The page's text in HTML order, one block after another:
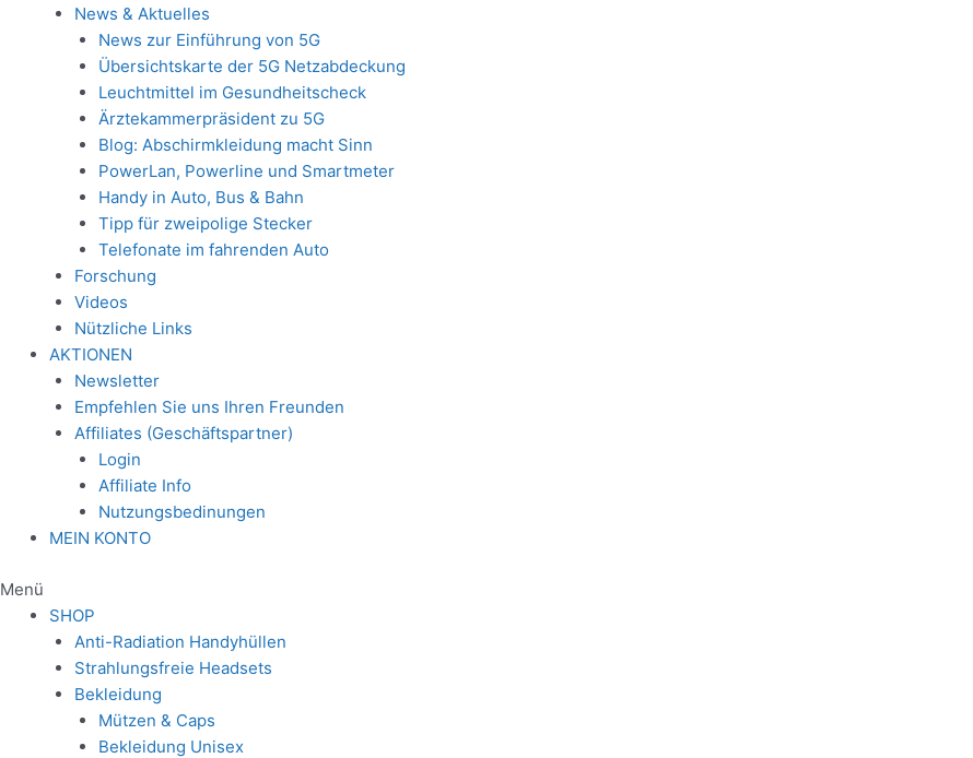
News & Aktuelles
News zur Einführung von 5G
Übersichtskarte der 5G Netzabdeckung
Leuchtmittel im Gesundheitscheck
Ärztekammerpräsident zu 5G
Blog: Abschirmkleidung macht Sinn
PowerLan, Powerline und Smartmeter
Handy in Auto, Bus & Bahn
Tipp für zweipolige Stecker
Telefonate im fahrenden Auto
Forschung
Videos
Nützliche Links
AKTIONEN
Newsletter
Empfehlen Sie uns Ihren Freunden
Affiliates (Geschäftspartner)
Login
Affiliate Info
Nutzungsbedinungen
MEIN KONTO
Menü
SHOP
Anti-Radiation Handyhüllen
Strahlungsfreie Headsets
Bekleidung
Mützen & Caps
Bekleidung Unisex